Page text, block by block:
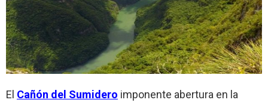
El Cañón del Sumidero imponente abertura en la